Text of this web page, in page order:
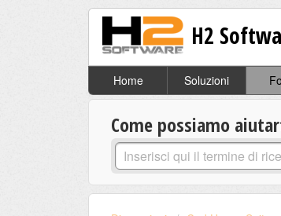
H2
Home Soluzioni
Come possiamo